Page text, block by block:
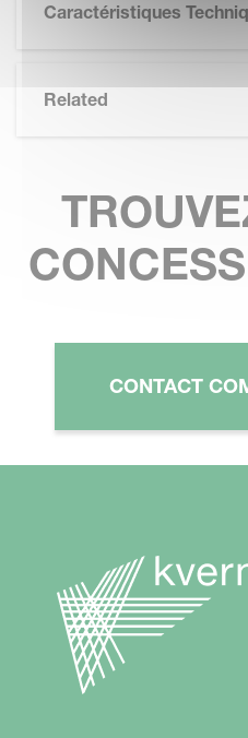
Caractéristiques
Related
CONTACT